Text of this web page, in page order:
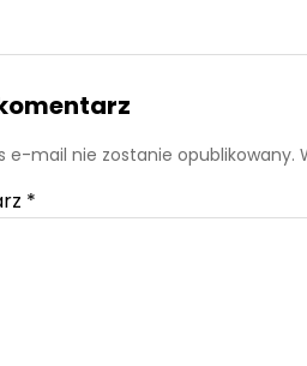
e-mail nie zostanie opublikowany.
*